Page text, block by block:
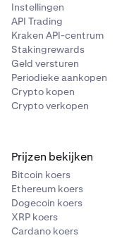
Instellingen
API Trading
Kraken API-centrum
Stakingrewards
Geld versturen
Periodieke aankopen
Crypto kopen
Crypto verkopen
Prijzen bekijken
Bitcoin koers
Ethereum koers
Dogecoin koers
XRP koers
Cardano koers